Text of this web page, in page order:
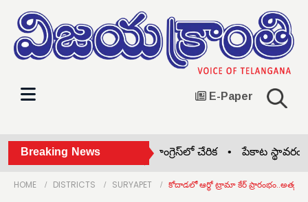
E-Paper
Breaking News
10 మంది వార్డు సభ్యు లు కాంగ్రెస్‌లో చేరిక •పేకాట స్థావరంపై
HOME DISTRICTS SURYAPET కోదాడలో ఆర్థో ట్రామా కేర్